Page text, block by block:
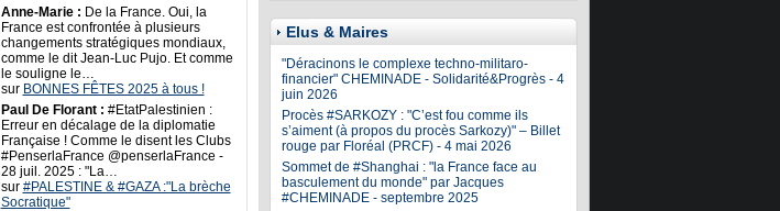
Anne-Marie : De la France. Oui, la
France est confrontée à plusieurs
changements stratégiques mondiaux,
comme le dit Jean-Luc Pujo. Et comme
le souligne le…
sur BONNES FÊTES 2025 à tous !
Paul De Florant : #EtatPalestinien :
Erreur en décalage de la diplomatie
Française ! Comme le disent les Clubs
#PenserlaFrance @penserlaFrance -
28 juil. 2025 : "La…
sur #PALESTINE & #GAZA :"La brèche
Socratique"
Elus & Maires
"Déracinons le complexe techno-militaro-
financier" CHEMINADE - Solidarité&Progrès - 4
juin 2026
Procès #SARKOZY : "C’est fou comme ils
s’aiment (à propos du procès Sarkozy)" – Billet
rouge par Floréal (PRCF) - 4 mai 2026
Sommet de #Shanghai : "la France face au
basculement du monde" par Jacques
#CHEMINADE - septembre 2025